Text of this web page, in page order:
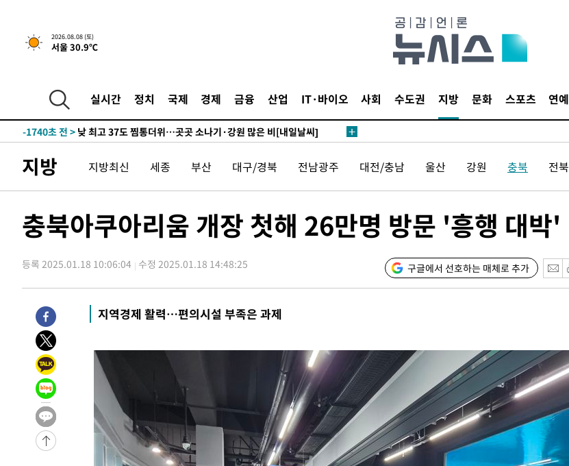
2026.08.08 (토)
서울 30.9℃
실시간 정치 국제 경제 금융 산업 IT·바이오 사회 수도권 지방 문화 스포츠 연예
실천"
-12274초 전 >이란, "오만과 '중앙 단일 루트' 합의…북쪽 인바운드·남쪽 아웃바
운드는 임시"
-3842초 전 >"낮 기온 소폭 하락"…수도권 폭염중대경보, 폭염경보로 하향
-3769초 전 >
[단독]중수청 지원 검사들, 정원 초과 시 낮은 계급 임용…희망지 못
-1740초 전 >
-46초 전 >SK하이닉스, 용인·청주 팹에 54조 투자…"AI 메모리 수요 선제 대응"
1시간 전 >
외국인 심판 성 접대 7경기 들여다보니…한국 축구 '5승 2무'
1시간 전 >[속보]코스닥, 2.86포인트(0.36%) 내린 798.81마감
1시간 전 >[속보]원·달러 환율, 7.7원 내린 1416.1원 마감
1시간 전 >[속보]종합특검, '계엄 수용공간 확보' 신용해 前교정본부장 기소
2시간 전 >외신들도 주목한 韓축구 파문…"국민적 공분에 수사 재개"
2시간 전 >
11시간 압수수색에 성접대 파문까지…'쑥대밭' 된 축구협회
2시간 전 >
[속보]규제합리화위원회 부위원장에 김태유 서울대 공대 교수…이병태
후임
-20759초 전 >
-17898초 전 >
미 사업체 일자리, 7월에 2.3만개 순감하고 그 전 2개월 10.3만개
하향수정 (2보)
-17346초 전 >
[속보] 미 사업체, 일자리 7월에 2.3만 개 줄어…실업률은 4.1%로
-13209초 전 >
[속보]이 대통령 "부동산 공급 기존 사고방식 매달리지 말고 과감히
실천"
-12294초 전 >
이란, "오만과 '중앙 단일 루트' 합의…북쪽 인바운드·남쪽 아웃바
운드는 임시"
-3862초 전 >
"낮 기온 소폭 하락"…수도권 폭염중대경보, 폭염경보로 하향
[속보]이 대통령, '호우피해' 안동·의성 관할 4개 면 특별재난지역 선
지방 지방최신 세종 부산 대구/경북 전남광주 대전/충남 울산 강원 충북 전북
충북아쿠아리움 개장 첫해 26만명 방문 '흥행 대박'
등록 2025.01.18 10:06:04 수정 2025.01.18 14:48:25 구글에서 선호하는 매체로 추가
지역경제 활력…편의시설 부족은 과제